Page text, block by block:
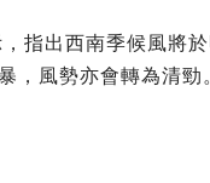
指出西南季候風將
，風勢亦會轉為清勁